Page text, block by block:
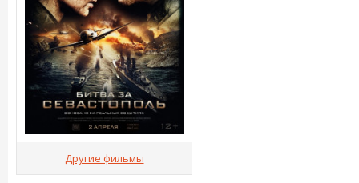
Другие фильмы